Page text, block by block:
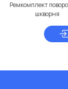
Ремкомплект
шкворня